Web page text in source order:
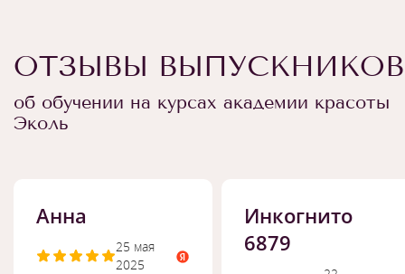
ОТЗЫВЫ ВЫПУСКНИКОВ
об обучении на курсах академии красоты
Эколь
Анна
25 мая
2025
Инкогнито
6879